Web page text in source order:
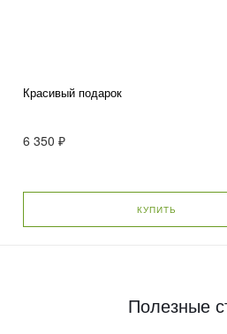
Красивый подарок
6 350 ₽
КУПИТЬ
Полезные